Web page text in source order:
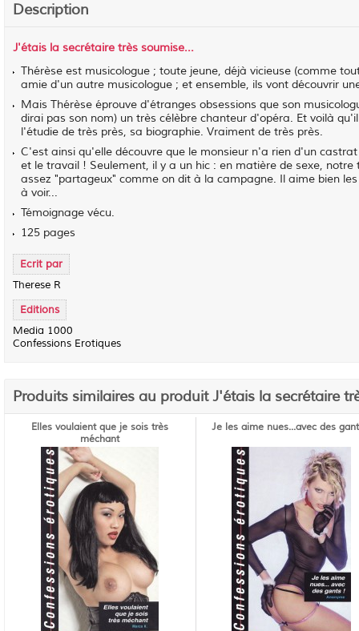
Description
J'étais la secrétaire très soumise...
Thérèse est musicologue ; toute jeune, déjà vicieuse (comme
amie d'un autre musicologue ; et ensemble, ils vont découvrir
Mais Thérèse éprouve d'étranges obsessions que son
dirai pas son nom) un très célèbre chanteur d'opéra. Et voilà
l'étudie de très près, sa biographie. Vraiment de très près.
C'est ainsi qu'elle découvre que le monsieur n'a rien d'un
et le travail ! Seulement, il y a un hic : en matière de sexe,
assez "partageux" comme on dit à la campagne. Il aime bien
à voir...
Témoignage vécu.
125 pages
Ecrit par
Therese R
Editions
Media 1000
Confessions Erotiques
Produits similaires au produit J'étais la secrétaire
Elles voulaient que je sois très
méchant
Je les aime nues...avec des